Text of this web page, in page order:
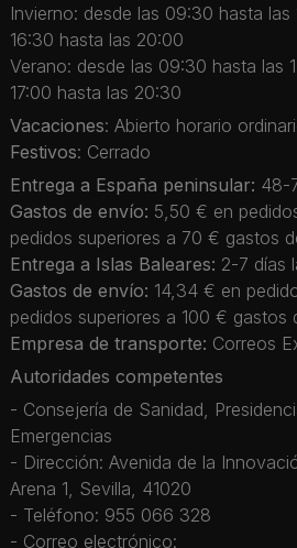
Invierno: desde las 09:30 hasta las
16:30 hasta las 20:00
Verano: desde las 09:30 hasta las
17:00 hasta las 20:30
Vacaciones: Abierto horario
Festivos: Cerrado
Entrega a España peninsular: 48-
Gastos de envío: 5,50 € en
pedidos superiores a 70 € gastos
Entrega a Islas Baleares: 2-7 días
Gastos de envío: 14,34 € en
pedidos superiores a 100 € gastos
Empresa de transporte: Correos
Autoridades competentes
- Consejería de Sanidad,
Emergencias
- Dirección: Avenida de la
Arena 1, Sevilla, 41020
- Teléfono: 955 066 328
- Correo electrónico: